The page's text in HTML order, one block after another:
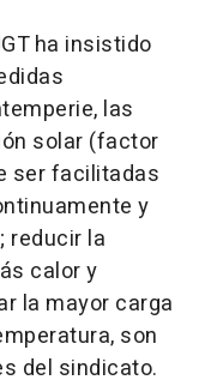
ha insistido
las
solar (factor
ser facilitadas
y
reducir la
calor y
la mayor carga
son
del sindicato.